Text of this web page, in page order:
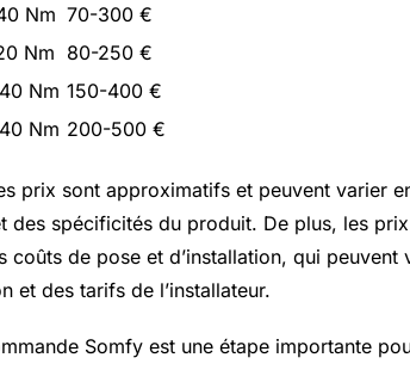
Nm 70-300 €
Nm 80-250 €
Nm 150-400 €
Nm 200-500 €
prix sont approximatifs et peuvent varier
des spécificités du produit. De plus, les
coûts de pose et d’installation, qui peuvent
et des tarifs de l’installateur.
Somfy est une étape importante